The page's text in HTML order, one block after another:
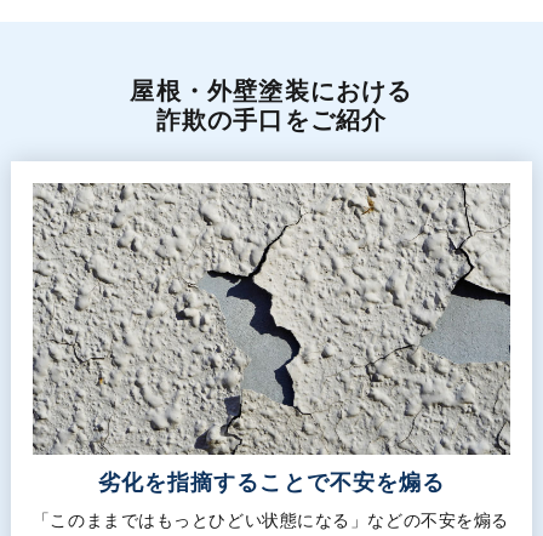
屋根・外壁塗装における
詐欺の手口をご紹介
劣化を指摘することで不安を煽る
「このままではもっとひどい状態になる」などの不安を煽る